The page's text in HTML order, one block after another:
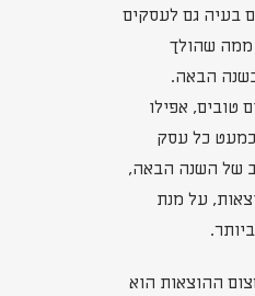
בעיה גם לעסקים
שהולך
הבאה.
טובים, אפילו
כל עסק
של השנה הבאה,
על מנת
ההוצאות הוא